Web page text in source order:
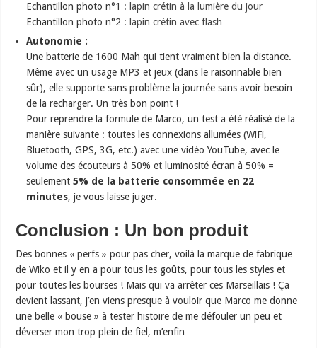
Echantillon photo n°1 : lapin crétin à la lumière du jour
Echantillon photo n°2 : lapin crétin avec flash
Autonomie :
Une batterie de 1600 Mah qui tient vraiment bien la distance.
Même avec un usage MP3 et jeux (dans le raisonnable bien
sûr), elle supporte sans problème la journée sans avoir besoin
de la recharger. Un très bon point !
Pour reprendre la formule de Marco, un test a été réalisé de la
manière suivante : toutes les connexions allumées (WiFi,
Bluetooth, GPS, 3G, etc.) avec une vidéo YouTube, avec le
volume des écouteurs à 50% et luminosité écran à 50% =
seulement5% de la batterie consommée en 22
minutes, je vous laisse juger.
Conclusion : Un bon produit
Des bonnes « perfs » pour pas cher, voilà la marque de fabrique
de Wiko et il y en a pour tous les goûts, pour tous les styles et
pour toutes les bourses ! Mais qui va arrêter ces Marseillais ! Ça
devient lassant, j’en viens presque à vouloir que Marco me donne
une belle « bouse » à tester histoire de me défouler un peu et
déverser mon trop plein de fiel, m’enfin…